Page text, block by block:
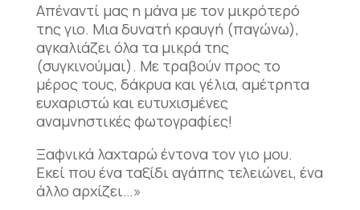
Απέναντί μας η μάνα με τον μικρότερό
της γιο. Μια δυνατή κραυγή (παγώνω),
αγκαλιάζει όλα τα μικρά της
(συγκινούμαι). Με τραβούν προς το
μέρος τους, δάκρυα και γέλια, αμέτρητα
ευχαριστώ και ευτυχισμένες
αναμνηστικές φωτογραφίες!
Ξαφνικά λαχταρώ έντονα τον γιο μου.
Εκεί που ένα ταξίδι αγάπης τελειώνει, ένα
άλλο αρχίζει…»